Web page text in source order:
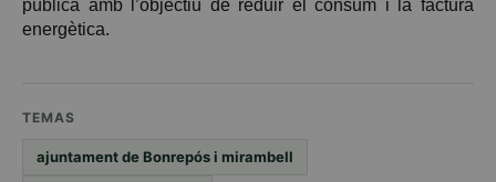
pública amb l’objectiu de reduir el consum i la factura
energètica.
TEMAS
ajuntament de Bonrepós i mirambell